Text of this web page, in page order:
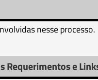
nesse processo.
Requerimentos e